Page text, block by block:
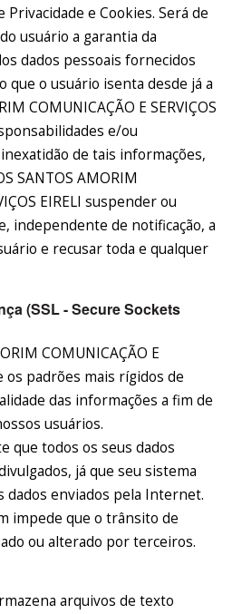
e Cookies. Será de
usuário a garantia da
dados pessoais fornecidos
que o usuário isenta desde já a
COMUNICAÇÃO E SERVIÇOS
e/ou
de tais informações,
SANTOS AMORIM
EIRELI suspender ou
independente de notificação, a
e recusar toda e qualquer
(SSL - Secure Sockets
COMUNICAÇÃO E
os padrões mais rígidos de
das informações a fim de
usuários.
que todos os seus dados
já que seu sistema
dados enviados pela Internet.
impede que o trânsito de
ou alterado por terceiros.
arquivos de texto